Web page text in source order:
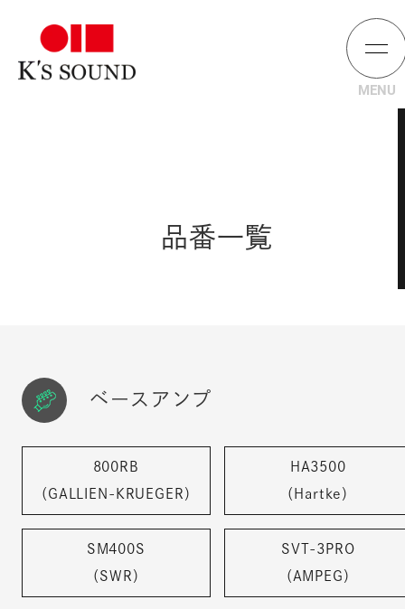
品番一覧
ベースアンプ
800RB
（GALLIEN-KRUEGER）
HA3500
（Hartke）
SM400S
（SWR）
SVT-3PRO
（AMPEG）